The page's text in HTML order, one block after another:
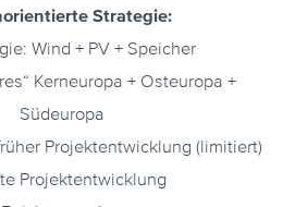
Strategie:
Wind + PV + Speicher
Kerneuropa + Osteuropa +
Südeuropa
Projektentwicklung (limitiert)
Projektentwicklung